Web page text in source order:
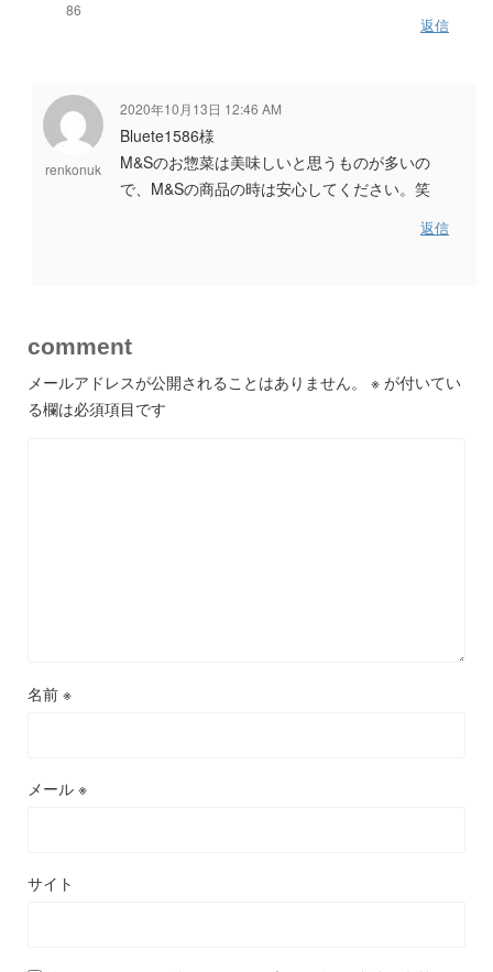
86
返信
renkonuk
2020年10月13日 12:46 AM
Bluete1586様
M&Sのお惣菜は美味しいと思うものが多いの
で、M&Sの商品の時は安心してください。笑
返信
comment
メールアドレスが公開されることはありません。 ※ が付いてい
る欄は必須項目です
名前 ※
メール ※
サイト